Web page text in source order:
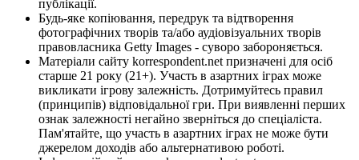
публікації.
Будь-яке копіювання, передрук та відтворення
фотографічних творів та/або аудіовізуальних творів
правовласника Getty Images - суворо забороняється.
Матеріали сайту korrespondent.net призначені для осіб
старше 21 року (21+). Участь в азартних іграх може
викликати ігрову залежність. Дотримуйтесь правил
(принципів) відповідальної гри. При виявленні перших
ознак залежності негайно зверніться до спеціаліста.
Пам'ятайте, що участь в азартних іграх не може бути
джерелом доходів або альтернативою роботі.